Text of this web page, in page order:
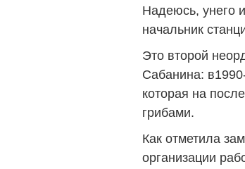
Надеюсь, унего
начальник
Это второй
Сабанина:
которая на
грибами.
Как отметила
организации